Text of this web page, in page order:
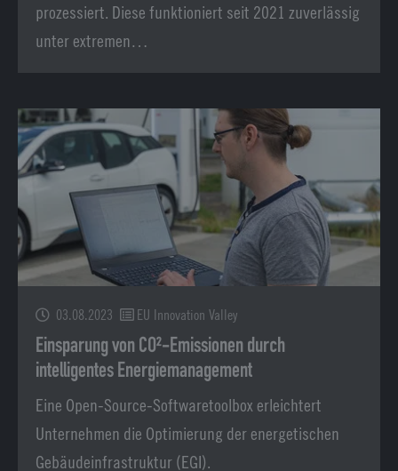
prozessiert. Diese funktioniert seit 2021 zuverlässig
unter extremen…
03.08.2023 EU Innovation Valley
Einsparung von CO²-Emissionen durch
intelligentes Energiemanagement
Eine Open-Source-Softwaretoolbox erleichtert
Unternehmen die Optimierung der energetischen
Gebäudeinfrastruktur (EGI).